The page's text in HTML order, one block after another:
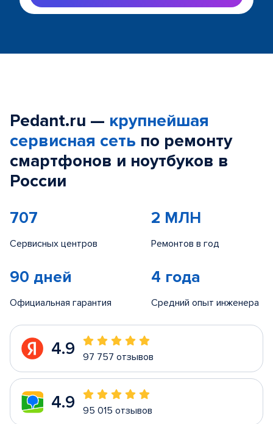
Pedant.ru — крупнейшая
сервисная сеть по ремонту
смартфонов и ноутбуков в
России
707
Сервисных центров
2 МЛН
Ремонтов в год
90 дней
Официальная гарантия
4 года
Средний опыт инженера
4.9 97 757 отзывов
4.9 95 015 отзывов